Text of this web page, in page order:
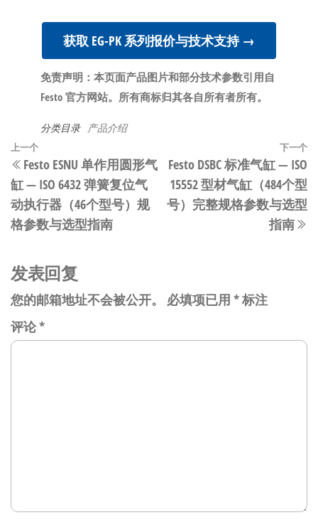
获取 EG-PK 系列报价与技术支持 →
免责声明：本页面产品图片和部分技术参数引用自
Festo 官方网站。所有商标归其各自所有者所有。
分类目录 产品介绍
文
章
导
航
上
一
篇
文
章
上一个
Festo ESNU 单作用圆形气
缸 — ISO 6432 弹簧复位气
动执行器（46个型号）规
格参数与选型指南
下一个
Festo DSBC 标准气缸 — ISO
15552 型材气缸（484个型
号）完整规格参数与选型
指南
发表回复
您的邮箱地址不会被公开。 必填项已用 *标注
评论*